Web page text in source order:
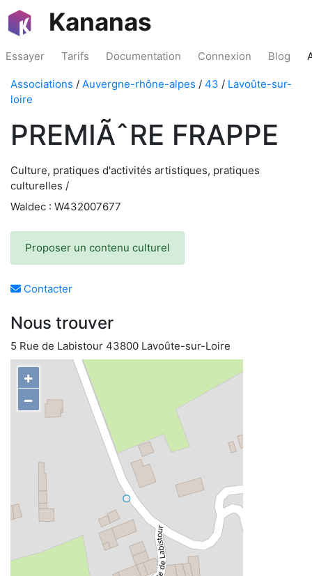
Kananas
Essayer Tarifs Documentation Connexion Blog
Associations / Auvergne-rhône-alpes / 43 / Lavoûte-sur-
loire
PREMIÃˆRE FRAPPE
Culture, pratiques d'activités artistiques, pratiques
culturelles /
Waldec : W432007677
Proposer un contenu culturel
Contacter
Nous trouver
5 Rue de Labistour 43800 Lavoûte-sur-Loire
+
−